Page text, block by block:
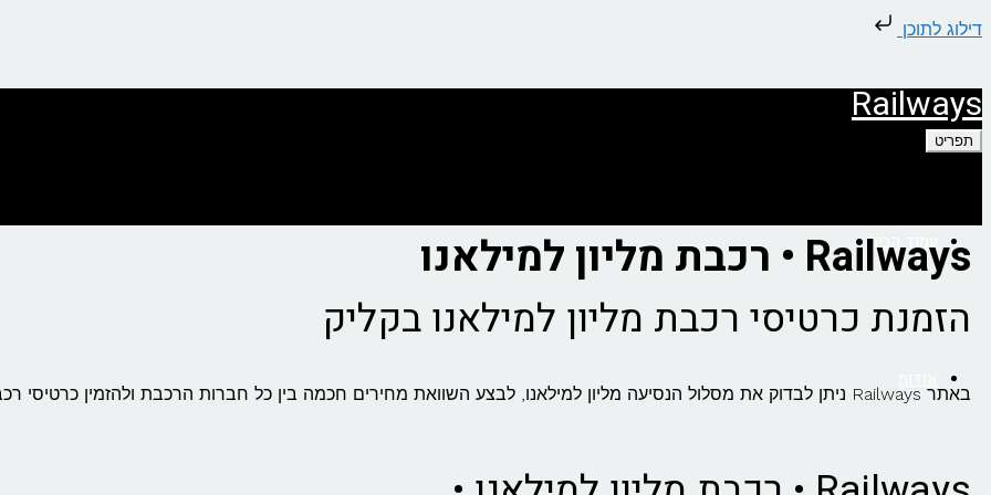
דילוג לתוכן
Railways
תפריט
עמוד הבית
Railways • רכבת מליון למילאנו
הזמנת כרטיסי רכבת מליון למילאנו בקליק
באתר Railways ניתן לבדוק את מסלול הנסיעה מליון למילאנו, לבצע השוואת מחירים חכמה בין כל חברות הרכבת ולהזמין כרטיסי רכבת בקליק: